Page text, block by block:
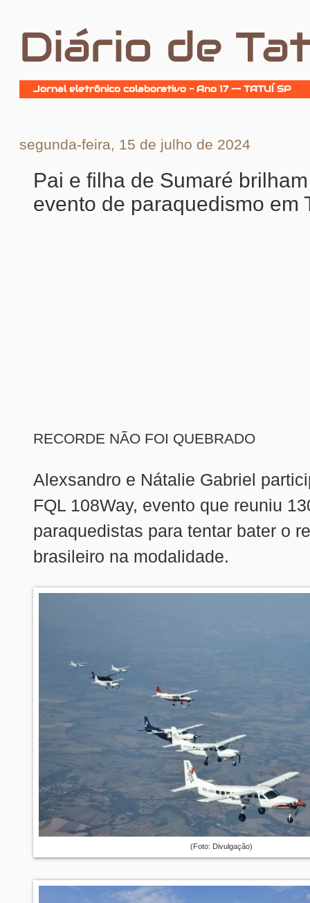
Diário de
Jornal eletrônico colaborativo - Ano 17 -- TATUÍ SP
segunda-feira, 15 de julho de 2024
Pai e filha de Sumaré
evento de paraquedismo em
RECORDE NÃO FOI QUEBRADO
Alexsandro e Nátalie Gabriel
FQL 108Way, evento que reuniu
paraquedistas para tentar bater o
brasileiro na modalidade.
(Foto: Divulgação)